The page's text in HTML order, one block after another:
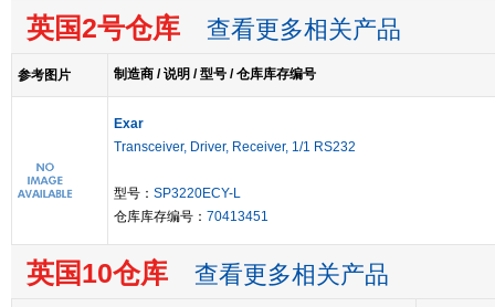
英国2号仓库 查看更多相关产品
参考图片 制造商 / 说明 / 型号 / 仓库库存编号
Exar
Transceiver, Driver, Receiver, 1/1 RS232
型号： SP3220ECY-L
仓库库存编号： 70413451
英国10仓库 查看更多相关产品